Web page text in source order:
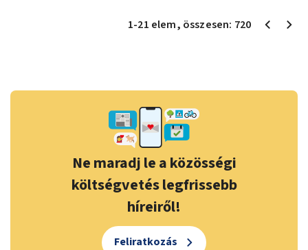
1-21 elem, összesen: 720
Ne maradj le a közösségi
költségvetés legfrissebb
híreiről!
Feliratkozás